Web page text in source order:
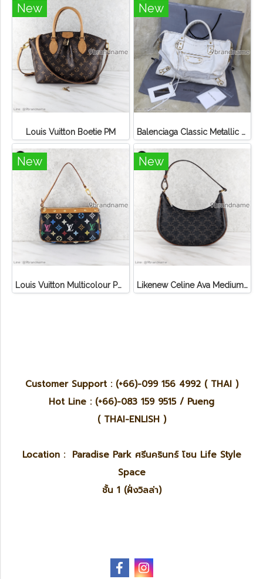
New
Louis Vuitton Boetie PM
New
Balenciaga Classic Metallic Edge City Bag
New
Louis Vuitton Multicolour Pochette Canvas
New
Likenew Celine Ava Medium Triomphe Canvas
Customer Support : (+66)-099 156 4992 ( THAI )
Hot Line : (+66)-083 159 9515 / Pueng
( THAI-ENLISH )
Location : Paradise Park ศรีนครินทร์ โซน Life Style
Space
ชั้น 1 (ฝั่งวิลล่า)